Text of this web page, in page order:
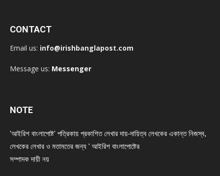
CONTACT
Email us: info@irishbanglapost.com
Message us: Messenger
NOTE
'আইরিশ বাংলাপোষ্ট' পত্রিকায় প্রকাশিত লেখার দায়-দায়িত্ব লেখকের একান্ত নিজস্ব,
লেখকের লেখার ও মতামতের জন্য ' আইরিশ বাংলাপোষ্টের
সম্পাদক দায়ী নয়